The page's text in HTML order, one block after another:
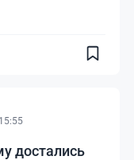
достались